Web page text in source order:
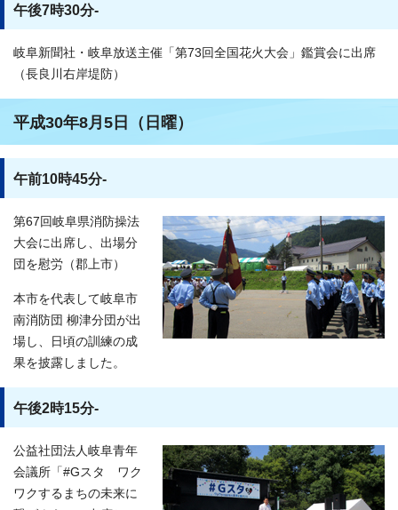
午後7時30分-
岐阜新聞社・岐阜放送主催「第73回全国花火大会」鑑賞会に出席
（長良川右岸堤防）
平成30年8月5日（日曜）
午前10時45分-
第67回岐阜県消防操法
大会に出席し、出場分
団を慰労（郡上市）
本市を代表して岐阜市
南消防団 柳津分団が出
場し、日頃の訓練の成
果を披露しました。
午後2時15分-
公益社団法人岐阜青年
会議所「#Gスタ ワク
ワクするまちの未来に